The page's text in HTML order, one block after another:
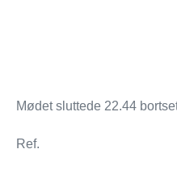
Mødet sluttede 22.44
Ref.